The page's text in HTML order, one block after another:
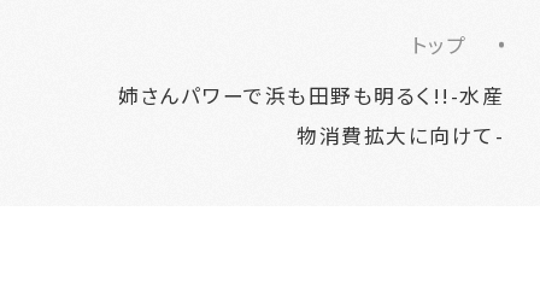
トップ
姉さんパワーで浜も田野も明るく!!-水産
物消費拡大に向けて-